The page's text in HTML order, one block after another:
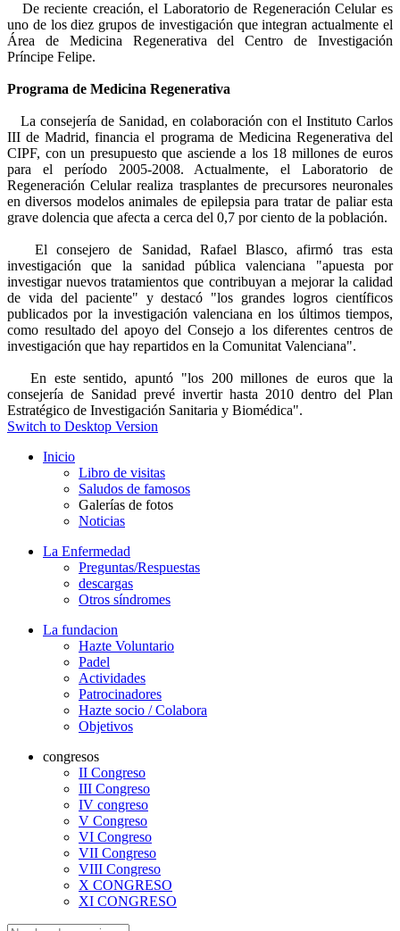
De reciente creación, el Laboratorio de Regeneración Celular es
uno de los diez grupos de investigación que integran actualmente el
Área de Medicina Regenerativa del Centro de Investigación
Príncipe Felipe.
Programa de Medicina Regenerativa
La consejería de Sanidad, en colaboración con el Instituto Carlos
III de Madrid, financia el programa de Medicina Regenerativa del
CIPF, con un presupuesto que asciende a los 18 millones de euros
para el período 2005-2008. Actualmente, el Laboratorio de
Regeneración Celular realiza trasplantes de precursores neuronales
en diversos modelos animales de epilepsia para tratar de paliar esta
grave dolencia que afecta a cerca del 0,7 por ciento de la población.
El consejero de Sanidad, Rafael Blasco, afirmó tras esta
investigación que la sanidad pública valenciana "apuesta por
investigar nuevos tratamientos que contribuyan a mejorar la calidad
de vida del paciente" y destacó "los grandes logros científicos
publicados por la investigación valenciana en los últimos tiempos,
como resultado del apoyo del Consejo a los diferentes centros de
investigación que hay repartidos en la Comunitat Valenciana".
En este sentido, apuntó "los 200 millones de euros que la
consejería de Sanidad prevé invertir hasta 2010 dentro del Plan
Estratégico de Investigación Sanitaria y Biomédica".
Switch to Desktop Version
Inicio
Libro de visitas
Saludos de famosos
Galerías de fotos
Noticias
La Enfermedad
Preguntas/Respuestas
descargas
Otros síndromes
La fundacion
Hazte Voluntario
Padel
Actividades
Patrocinadores
Hazte socio / Colabora
Objetivos
congresos
II Congreso
III Congreso
IV congreso
V Congreso
VI Congreso
VII Congreso
VIII Congreso
X CONGRESO
XI CONGRESO